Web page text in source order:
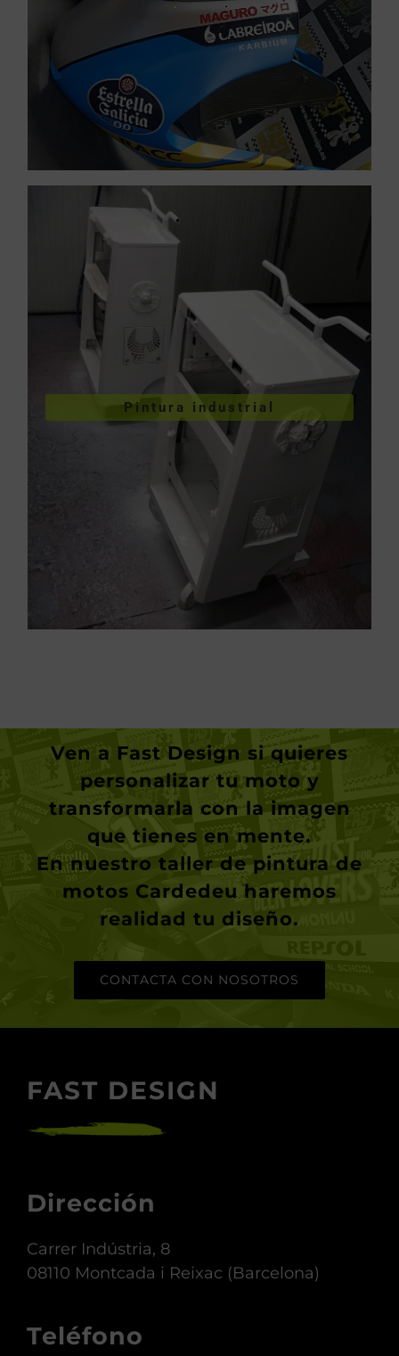
Pintura de motos de
Pintura industrial
Pintura de piezas
industriales
VER PINTURA INDUSTRIAL
Ven aFast Design si quieres
personalizar tu moto y
transformarla con la imagen
que tienes en mente.
En nuestro taller de pintura de
motos Cardedeu haremos
realidad tu diseño.
CONTACTA CON NOSOTROS
FAST DESIGN
Carrer Indústria, 8